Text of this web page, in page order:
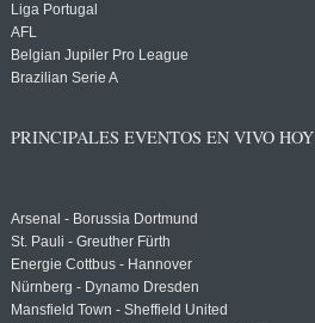
Liga Portugal
AFL
Belgian Jupiler Pro League
Brazilian Serie A
PRINCIPALES EVENTOS EN VIVO HOY
Arsenal - Borussia Dortmund
St. Pauli - Greuther Fürth
Energie Cottbus - Hannover
Nürnberg - Dynamo Dresden
Mansfield Town - Sheffield United